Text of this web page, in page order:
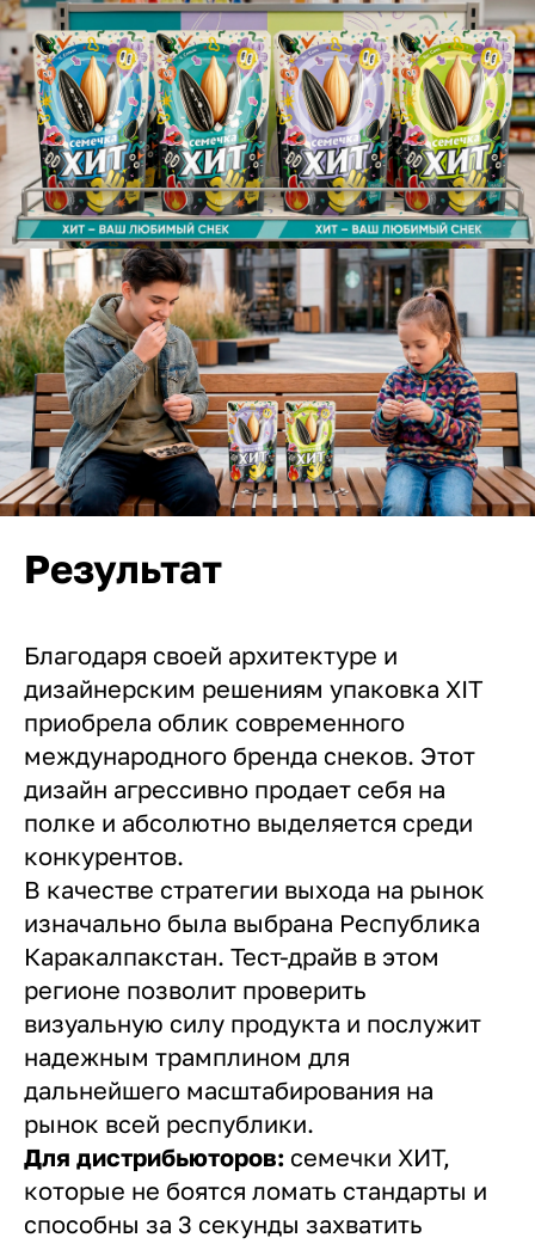
Результат
Благодаря своей архитектуре и
дизайнерским решениям упаковка XIT
приобрела облик современного
международного бренда снеков. Этот
дизайн агрессивно продает себя на
полке и абсолютно выделяется среди
конкурентов.
В качестве стратегии выхода на рынок
изначально была выбрана Республика
Каракалпакстан. Тест-драйв в этом
регионе позволит проверить
визуальную силу продукта и послужит
надежным трамплином для
дальнейшего масштабирования на
рынок всей республики.
Для дистрибьюторов: семечки ХИТ,
которые не боятся ломать стандарты и
способны за 3 секунды захватить